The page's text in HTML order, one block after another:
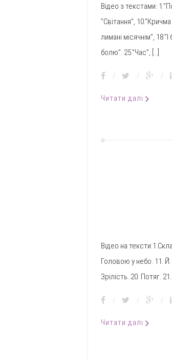
Відео з текстами:
”Світання”,
лимані місячнім”,
болю”. 25.”Час”, […]
/ / /
Читати далі
Відео на
Головою у небо. 11. Й.
Зрілість. 20. Потяг.
/ / /
Читати далі